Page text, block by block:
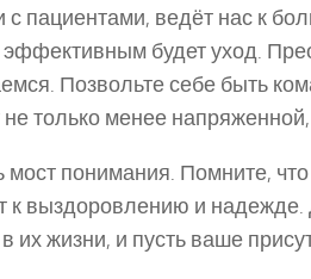
пациентами, ведёт нас к
будет уход.
Позвольте себе быть
только менее
понимания. Помните,
к выздоровлению и
жизни, и пусть ваше